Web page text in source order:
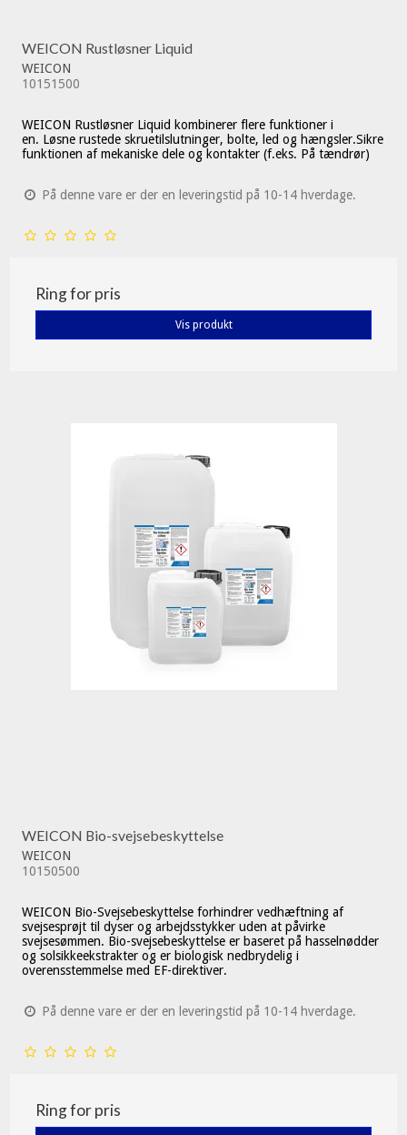
WEICON Rustløsner Liquid
WEICON
10151500
WEICON Rustløsner Liquid kombinerer flere funktioner i
en. Løsne rustede skruetilslutninger, bolte, led og hængsler.Sikre
funktionen af mekaniske dele og kontakter (f.eks. På tændrør)
På denne vare er der en leveringstid på 10-14 hverdage.
Ring for pris
Vis produkt
WEICON Bio-svejsebeskyttelse
WEICON
10150500
WEICON Bio-Svejsebeskyttelse forhindrer vedhæftning af
svejsesprøjt til dyser og arbejdsstykker uden at påvirke
svejsesømmen. Bio-svejsebeskyttelse er baseret på hasselnødder
og solsikkeekstrakter og er biologisk nedbrydelig i
overensstemmelse med EF-direktiver.
På denne vare er der en leveringstid på 10-14 hverdage.
Ring for pris